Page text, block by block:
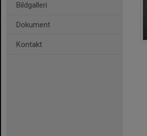
Bildgalleri
Dokument
Kontakt